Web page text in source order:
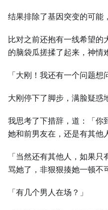
结果排除了基因突变的可能
比对之前还抱有⼀线希望的
的脑袋瓜搓揉了起来，神情
「⼤刚！我还有⼀个问题想
⼤刚停下了脚步，满脸疑惑
我思考了下措辞，道：「你
她和前男友在，还是有其他
「当然还有其他⼈，如果
骂她了，非狠狠揍她⼀顿不
「有几个男⼈在场？」